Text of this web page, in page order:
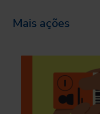
Mais ações